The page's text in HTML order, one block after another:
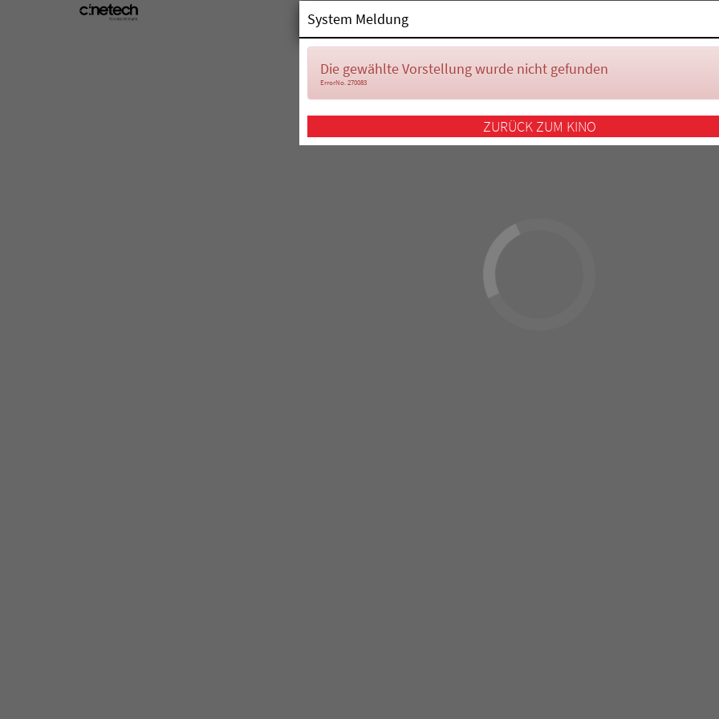
System Meldung
Die gewählte Vorstellung wurde nicht gefunden
ErrorNo. 270083
ZURÜCK ZUM KINO